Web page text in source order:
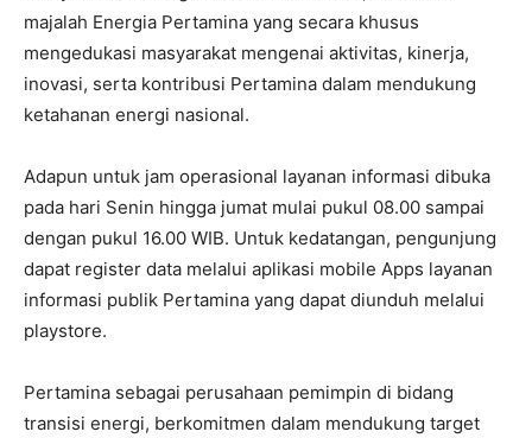
majalah Energia Pertamina yang secara khusus
mengedukasi masyarakat mengenai aktivitas, kinerja,
inovasi, serta kontribusi Pertamina dalam mendukung
ketahanan energi nasional.
Adapun untuk jam operasional layanan informasi dibuka
pada hari Senin hingga jumat mulai pukul 08.00 sampai
dengan pukul 16.00 WIB. Untuk kedatangan, pengunjung
dapat register data melalui aplikasi mobile Apps layanan
informasi publik Pertamina yang dapat diunduh melalui
playstore.
Pertamina sebagai perusahaan pemimpin di bidang
transisi energi, berkomitmen dalam mendukung target